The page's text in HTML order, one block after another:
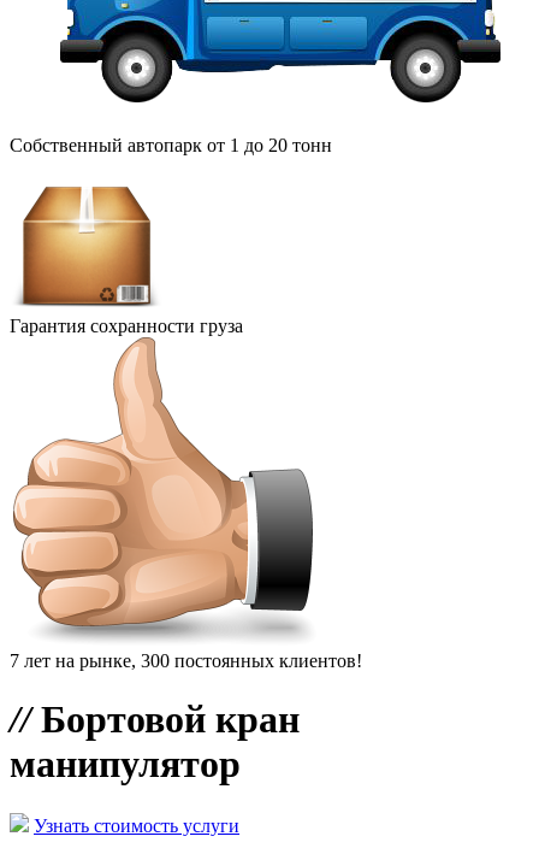
Собственный автопарк от 1 до 20 тонн
Гарантия сохранности груза
7 лет на рынке, 300 постоянных клиентов!
//Бортовой кран
манипулятор
Узнать стоимость услуги